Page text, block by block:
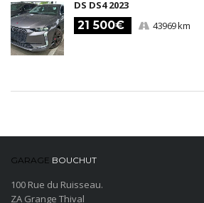
DS DS4 2023
21 500€ 43969 km
GARAGE BOUCHUT
100 Rue du Ruisseau.
ZA Grange Thival